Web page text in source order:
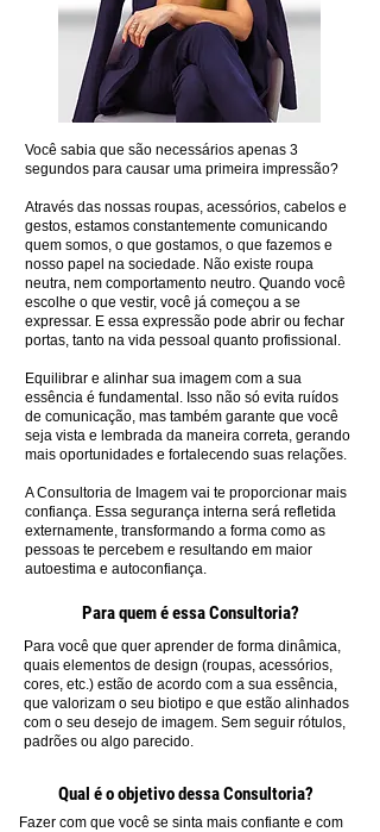
Você sabia que são necessários apenas 3
segundos para causar uma primeira impressão?
Através das nossas roupas, acessórios, cabelos e
gestos, estamos constantemente comunicando
quem somos, o que gostamos, o que fazemos e
nosso papel na sociedade. Não existe roupa
neutra, nem comportamento neutro. Quando você
escolhe o que vestir, você já começou a se
expressar. E essa expressão pode abrir ou fechar
portas, tanto na vida pessoal quanto profissional.
Equilibrar e alinhar sua imagem com a sua
essência é fundamental. Isso não só evita ruídos
de comunicação, mas também garante que você
seja vista e lembrada da maneira correta, gerando
mais oportunidades e fortalecendo suas relações.
A Consultoria de Imagem vai te proporcionar mais
confiança. Essa segurança interna será refletida
externamente, transformando a forma como as
pessoas te percebem e resultando em maior
autoestima e autoconfiança.
Para quem é essa Consultoria?
Para você que quer aprender de forma dinâmica,
quais elementos de design (roupas, acessórios,
cores, etc.) estão de acordo com a sua essência,
que valorizam o seu biotipo e que estão alinhados
com o seu desejo de imagem. Sem seguir rótulos,
padrões ou algo parecido.
Qual é o objetivo dessa Consultoria?
Fazer com que você se sinta mais confiante e com